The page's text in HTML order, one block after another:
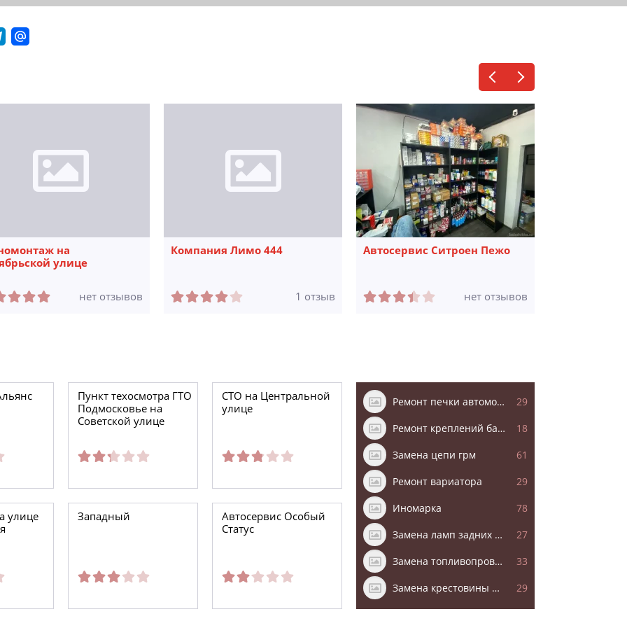
на
улице
нет отзывов
Компания Лимо 444
1 отзыв
Автосервис Ситроен Пежо
нет отзывов
Пункт техосмотра ГТО
Подмосковье на
Советской улице
СТО на Центральной
улице
улице
Западный
Автосервис Особый
Статус
Ремонт печки автомобиля 29
Ремонт креплений бампера 18
Замена цепи грм 61
Ремонт вариатора 29
Иномарка 78
Замена ламп задних фонарей 27
Замена топливопровода 33
Замена крестовины рулевого вала 29